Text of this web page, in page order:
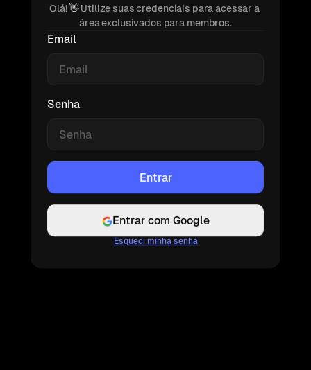
Olá! 👋 Utilize suas credenciais para acessar a
área exclusivados para membros.
Email
Senha
Entrar com Google
Esqueci minha senha